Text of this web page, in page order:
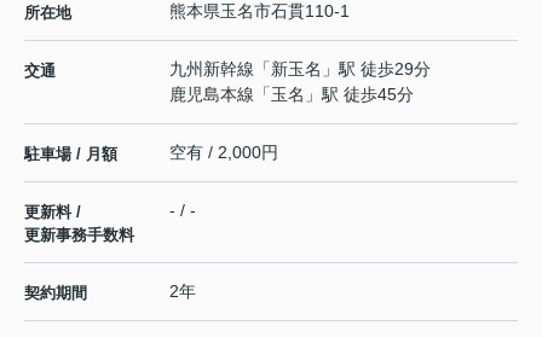
所在地 熊本県玉名市石貫110-1
交通 九州新幹線 「新玉名 」駅 徒歩29分
鹿児島本線 「玉名 」駅 徒歩45分
駐車場 / 月額 空有 / 2,000円
更新料 /
更新事務手数料
- / -
契約期間 2年